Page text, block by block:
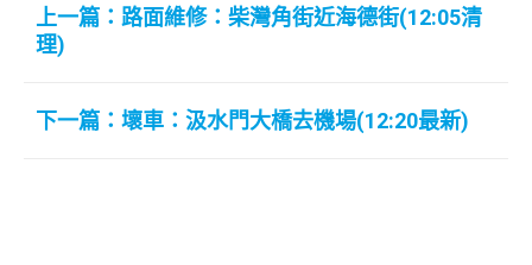
上一篇：路面維修：柴灣角街近海德街(12:05清
理)
下一篇：壞車：汲水門大橋去機場(12:20最新)